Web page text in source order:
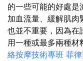
的一些可能的好處是
加血流量、緩解肌
也並不重要，因為在
用一種或最多兩種材
絡按摩技術專班 菲